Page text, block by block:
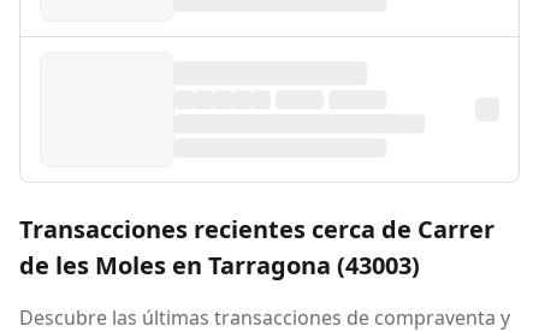
Transacciones recientes cerca de Carrer
de les Moles en Tarragona (43003)
Descubre las últimas transacciones de compraventa y